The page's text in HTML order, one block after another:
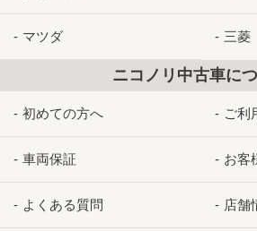
マツダ 三菱
ニコノリ中古車に
初めての方へ ご利
車両保証 お客
よくある質問 店舗